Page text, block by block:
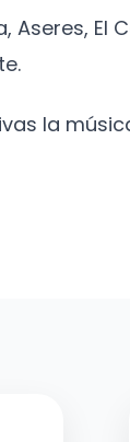
Aseres, El
la